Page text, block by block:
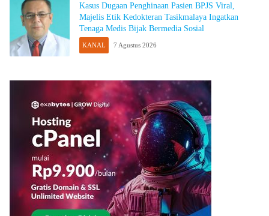
Kasus Dugaan Penghinaan Pasien BPJS Viral,
Majelis Etik Kedokteran Tasikmalaya Ingatkan
Tenaga Medis Bijak Bermedia Sosial
KANAL 7 Agustus 2026